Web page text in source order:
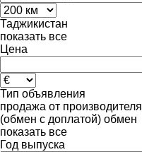
Таджикистан
показать все
Цена
Тип объявления
продажа от производителя
(обмен с доплатой) обмен
показать все
Год выпуска